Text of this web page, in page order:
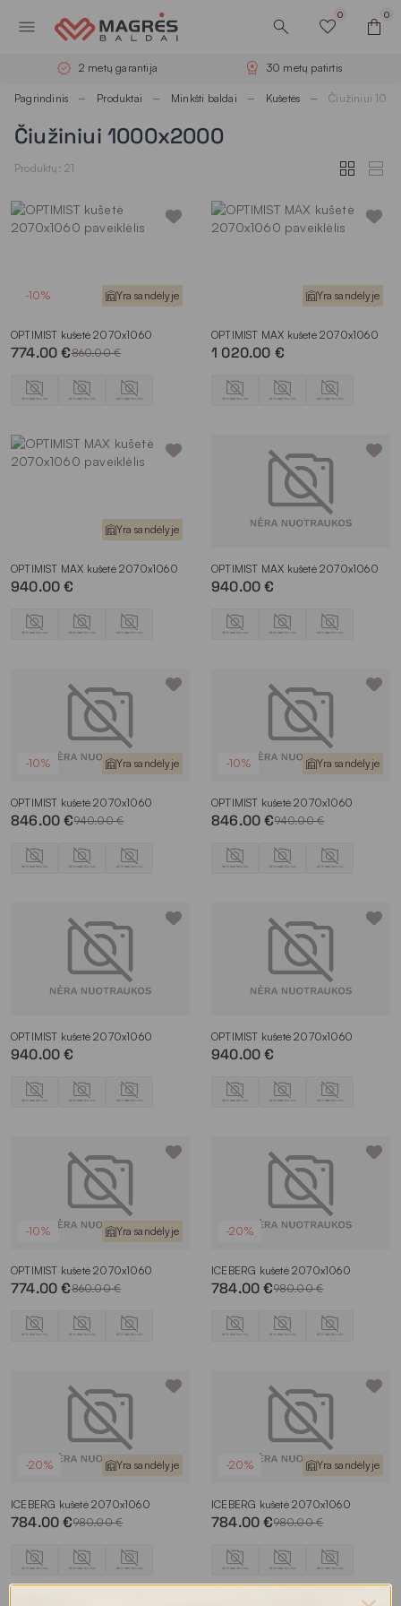
0 0
2 metų garantija 30 metų patirtis
Pagrindinis Produktai Minkšti baldai Kušetės Čiužiniui
Čiužiniui 1000x2000
Produktų: 21
-10% Yra sandėlyje
OPTIMIST kušetė 2070x1060
774.00 €860.00 €
Yra sandėlyje
OPTIMIST MAX kušetė 2070x1060
1 020.00 €
Yra sandėlyje
OPTIMIST MAX kušetė 2070x1060
940.00 €
OPTIMIST MAX kušetė 2070x1060
940.00 €
-10% Yra sandėlyje
OPTIMIST kušetė 2070x1060
846.00 €940.00 €
-10% Yra sandėlyje
OPTIMIST kušetė 2070x1060
846.00 €940.00 €
OPTIMIST kušetė 2070x1060
940.00 €
OPTIMIST kušetė 2070x1060
940.00 €
-10% Yra sandėlyje
OPTIMIST kušetė 2070x1060
774.00 €860.00 €
-20%
ICEBERG kušetė 2070x1060
784.00 €980.00 €
-20% Yra sandėlyje
ICEBERG kušetė 2070x1060
784.00 €980.00 €
-20% Yra sandėlyje
ICEBERG kušetė 2070x1060
784.00 €980.00 €